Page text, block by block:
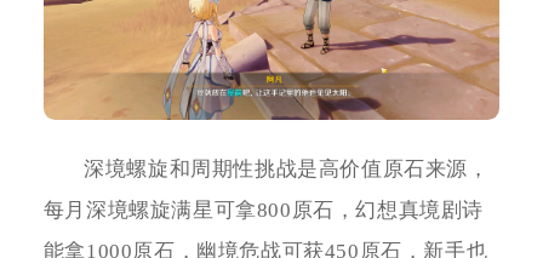
深境螺旋和周期性挑战是高价值原石来源，
每月深境螺旋满星可拿800原石，幻想真境剧诗
能拿1000原石，幽境危战可获450原石，新手也